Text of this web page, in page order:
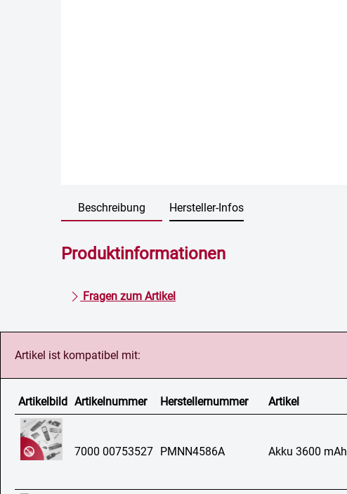
Beschreibung Hersteller-Infos
Produktinformationen
Fragen zum Artikel
Artikel ist kompatibel mit:
Artikelbild Artikelnummer Herstellernummer Artikel
7000 00753527 PMNN4586A Akku 3600 mAh